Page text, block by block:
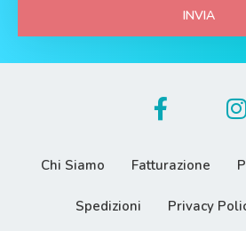
INVIA
Chi Siamo Fatturazione
Spedizioni Privacy